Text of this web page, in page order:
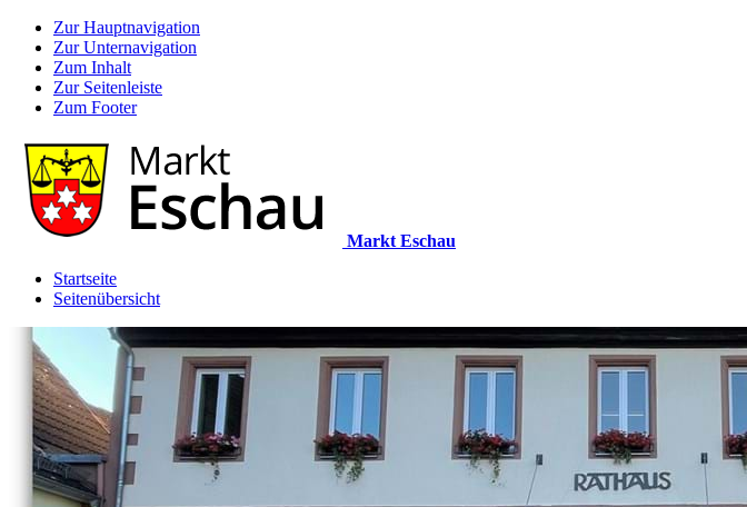
Zur Hauptnavigation
Zur Unternavigation
Zum Inhalt
Zur Seitenleiste
Zum Footer
Markt Eschau
Startseite
Seitenübersicht